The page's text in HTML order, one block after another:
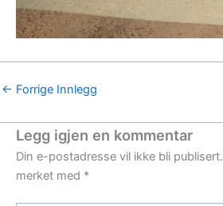
← Forrige Innlegg
Legg igjen en kommentar
Din e-postadresse vil ikke bli publisert.
merket med *